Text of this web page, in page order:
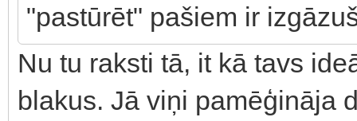
"pastūrēt" pašiem ir
Nu tu raksti tā, it kā tavs
blakus. Jā viņi pamēģināja